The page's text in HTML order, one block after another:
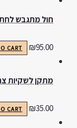
חול מתגבש לחתול 18 ק"ג ללא
₪95.00
TO CART
מתקן לשקיות
₪35.00
TO CART